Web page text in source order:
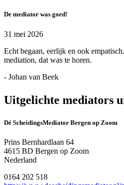
De mediator was goed!
31 mei 2026
Echt begaan, eerlijk en ook
mediation, dat was te horen.
- Johan van Beek
Uitgelichte mediators
Dé ScheidingsMediator Bergen op Zoom
Prins Bernhardlaan 64
4615 BD Bergen op Zoom
Nederland
0164 202 518